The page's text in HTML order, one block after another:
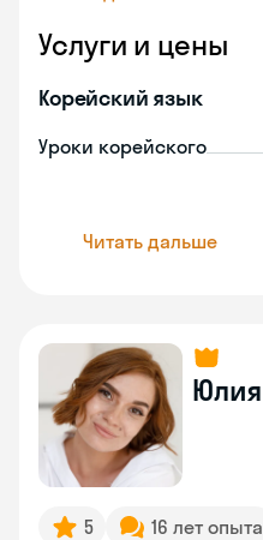
Услуги и цены
Корейский язык
Уроки корейского
Читать дальше
Юлия
5 16 лет опыта